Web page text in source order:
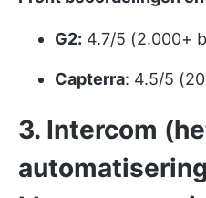
G2: 4.7/5 (2.000+
Capterra: 4.5/5
3. Intercom